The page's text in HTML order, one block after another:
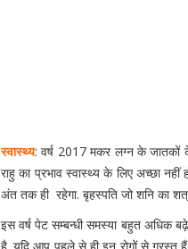
स्वास्थ्य: वर्ष 2017 मकर लग्न के जातकों
राहु का प्रभाव स्वास्थ्य के लिए अच्छा
अंत तक ही रहेगा. बृहस्पति जो शनि का
इस वर्ष पेट सम्बन्धी समस्या बहुत अधिक